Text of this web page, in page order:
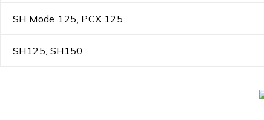
SH Mode 125, PCX 125
SH125, SH150